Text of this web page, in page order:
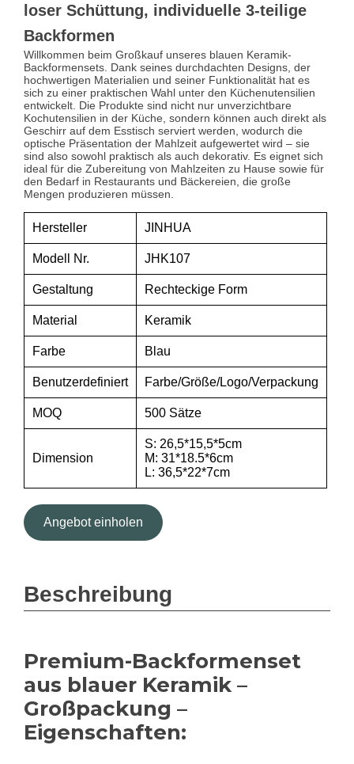
loser Schüttung, individuelle 3-teilige
Backformen
Willkommen beim Großkauf unseres blauen Keramik-
Backformensets. Dank seines durchdachten Designs, der
hochwertigen Materialien und seiner Funktionalität hat es
sich zu einer praktischen Wahl unter den Küchenutensilien
entwickelt. Die Produkte sind nicht nur unverzichtbare
Kochutensilien in der Küche, sondern können auch direkt als
Geschirr auf dem Esstisch serviert werden, wodurch die
optische Präsentation der Mahlzeit aufgewertet wird – sie
sind also sowohl praktisch als auch dekorativ. Es eignet sich
ideal für die Zubereitung von Mahlzeiten zu Hause sowie für
den Bedarf in Restaurants und Bäckereien, die große
Mengen produzieren müssen.
Hersteller JINHUA
Modell Nr. JHK107
Gestaltung Rechteckige Form
Material Keramik
Farbe Blau
Benutzerdefiniert Farbe/Größe/Logo/Verpackung
MOQ 500 Sätze
Dimension
S: 26,5*15,5*5cm
M: 31*18.5*6cm
L: 36,5*22*7cm
Angebot einholen
Beschreibung
Premium-Backformenset
aus blauer Keramik –
Großpackung –
Eigenschaften: